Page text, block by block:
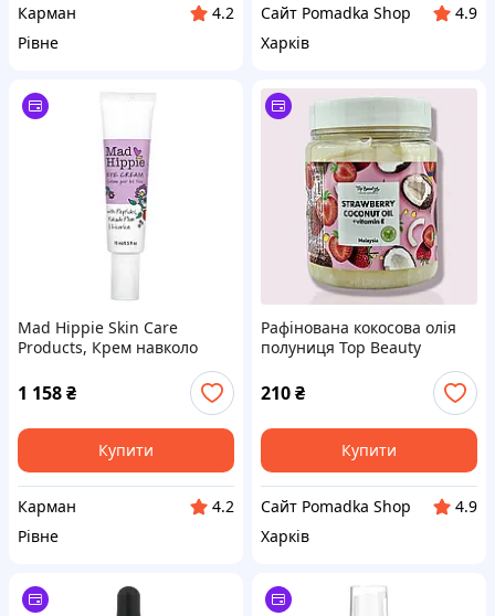
Карман
4.2
Рівне
Сайт Pomadka Shop
4.9
Харків
Mad Hippie Skin Care
Products, Крем навколо
компонентів, 0,5 рідкої унції
(15 мл)
1 158₴
Купити
Карман
4.2
Рівне
Рафінована кокосова олія
полуниця Top Beauty
vitamin E, 250 ml
210₴
Купити
Сайт Pomadka Shop
4.9
Харків